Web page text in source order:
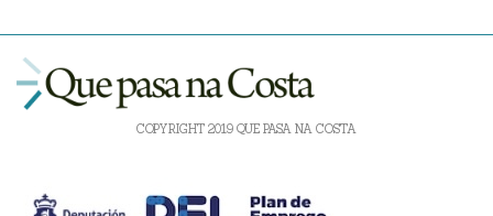
COPYRIGHT 2019 QUE PASA NA COSTA